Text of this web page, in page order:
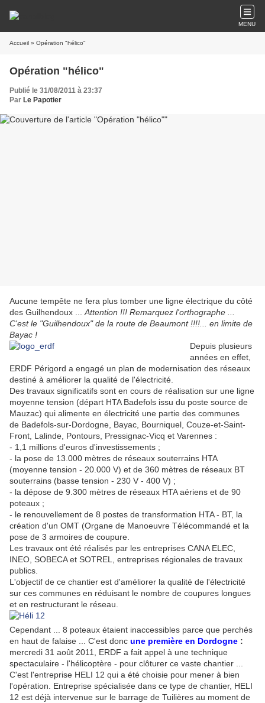
MENU
Accueil » Opération "hélico"
Opération "hélico"
Publié le 31/08/2011 à 23:37
Par Le Papotier
Aucune tempête ne fera plus tomber une ligne électrique du côté
des Guilhendoux ... Attention !!! Remarquez l'orthographe ...
C'est le "Guilhendoux" de la route de Beaumont !!!!... en limite de
Bayac !
Depuis plusieurs
années en effet,
ERDF Périgord a engagé un plan de modernisation des réseaux
destiné à améliorer la qualité de l'électricité.
Des travaux significatifs sont en cours de réalisation sur une ligne
moyenne tension (départ HTA Badefols issu du poste source de
Mauzac) qui alimente en électricité une partie des communes
de Badefols-sur-Dordogne, Bayac, Bourniquel, Couze-et-Saint-
Front, Lalinde, Pontours, Pressignac-Vicq et Varennes :
- 1,1 millions d'euros d'investissements ;
- la pose de 13.000 mètres de réseaux souterrains HTA
(moyenne tension - 20.000 V) et de 360 mètres de réseaux BT
souterrains (basse tension - 230 V - 400 V) ;
- la dépose de 9.300 mètres de réseaux HTA aériens et de 90
poteaux ;
- le renouvellement de 8 postes de transformation HTA - BT, la
création d'un OMT (Organe de Manoeuvre Télécommandé et la
pose de 3 armoires de coupure.
Les travaux ont été réalisés par les entreprises CANA ELEC,
INEO, SOBECA et SOTREL, entreprises régionales de travaux
publics.
L'objectif de ce chantier est d'améliorer la qualité de l'électricité
sur ces communes en réduisant le nombre de coupures longues
et en restructurant le réseau.
Cependant ... 8 poteaux étaient inaccessibles parce que perchés
en haut de falaise ... C'est donc une première en Dordogne :
mercredi 31 août 2011, ERDF a fait appel à une technique
spectaculaire - l'hélicoptère - pour clôturer ce vaste chantier ...
C'est l'entreprise HELI 12 qui a été choisie pour mener à bien
l'opération. Entreprise spécialisée dans ce type de chantier, HELI
12 est déjà intervenue sur le barrage de Tuilières au moment de